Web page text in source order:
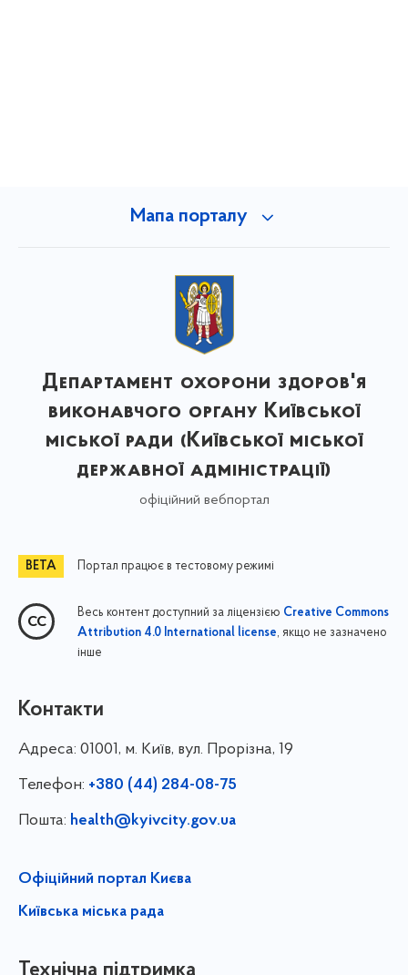
Мапа порталу
Департамент охорони здоров'я
виконавчого органу Київської
міської ради (Київської міської
державної адміністрації)
офіційний вебпортал
Портал працює в тестовому режимі
Весь контент доступний за ліцензією Creative Commons
Attribution 4.0 International license, якщо не зазначено
інше
Контакти
Адреса: 01001, м. Київ, вул. Прорізна, 19
Телефон: +380 (44) 284-08-75
Пошта: health@kyivcity.gov.ua
Офіційний портал Києва
Київська міська рада
Технічна підтримка